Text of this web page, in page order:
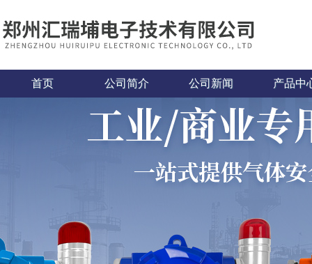
首页 公司简介 公司新闻 产品中